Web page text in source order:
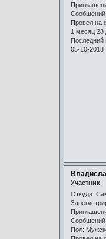
Сообщений:
Провел на
1 месяц 28
Последний
05-10-2018
Участник
Откуда:
Сообщений:
Пол: